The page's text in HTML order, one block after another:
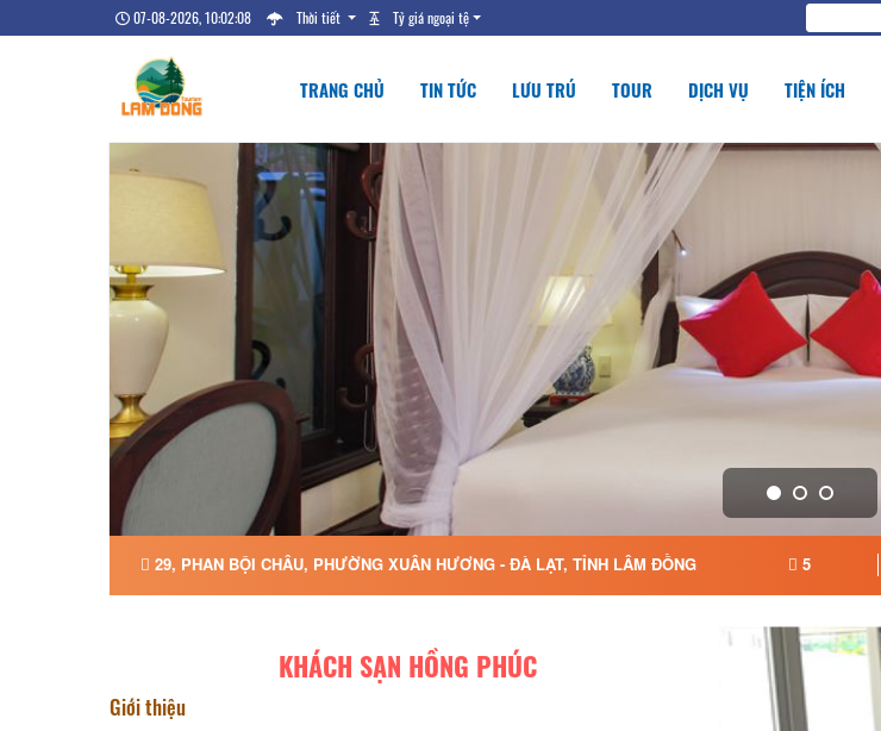
07-08-2026, 10:02:08 Thời tiết Tỷ giá ngoại tệ
TRANG CHỦ TIN TỨC LƯU TRÚ TOUR DỊCH VỤ TIỆN ÍCH
29, PHAN BỘI CHÂU, PHƯỜNG XUÂN HƯƠNG - ĐÀ LẠT, TỈNH LÂM ĐỒNG 5
KHÁCH SẠN HỒNG PHÚC
Giới thiệu